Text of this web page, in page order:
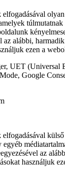
elfogadásával
az alábbi,
ezen a
UET (Universal
Google
elfogadásával
az
használjuk